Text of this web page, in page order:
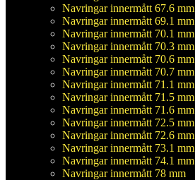
Navringar innermått 67.6 mm
Navringar innermått 69.1 mm
Navringar innermått 70.1 mm
Navringar innermått 70.3 mm
Navringar innermått 70.6 mm
Navringar innermått 70.7 mm
Navringar innermått 71.1 mm
Navringar innermått 71.5 mm
Navringar innermått 71.6 mm
Navringar innermått 72.5 mm
Navringar innermått 72.6 mm
Navringar innermått 73.1 mm
Navringar innermått 74.1 mm
Navringar innermått 78 mm